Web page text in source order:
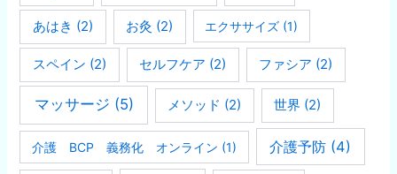
あはき (2) お灸 (2) エクササイズ (1)
スペイン (2) セルフケア (2) ファシア (2)
マッサージ (5) メソッド (2) 世界 (2)
介護 BCP 義務化 オンライン (1) 介護予防 (4)